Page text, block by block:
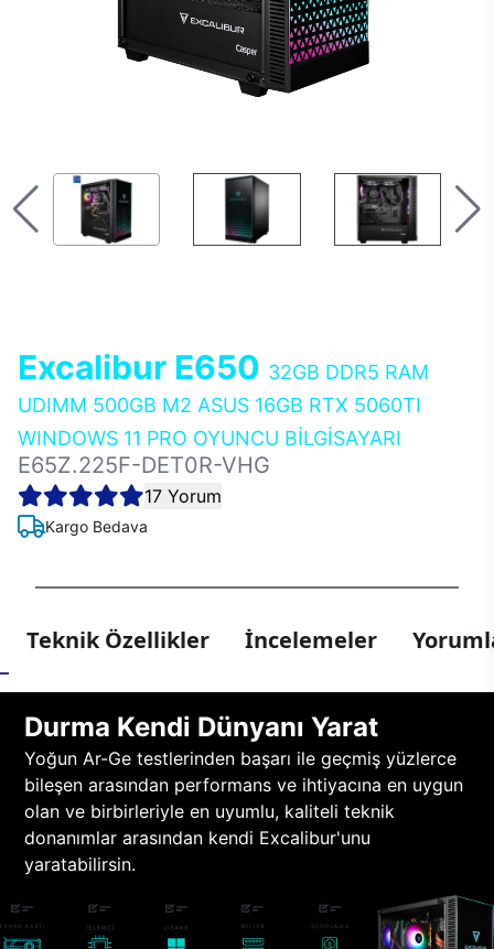
Excalibur E650 32GB DDR5 RAM
UDIMM 500GB M2 ASUS 16GB RTX 5060TI
WINDOWS 11 PRO OYUNCU BİLGİSAYARI
E65Z.225F-DET0R-VHG
17 Yorum
Kargo Bedava
Teknik Özellikler İncelemeler
Durma Kendi Dünyanı Yarat
Yoğun Ar-Ge testlerinden başarı ile geçmiş yüzlerce
bileşen arasından performans ve ihtiyacına en uygun
olan ve birbirleriyle en uyumlu, kaliteli teknik
donanımlar arasından kendi Excalibur'unu
yaratabilirsin.